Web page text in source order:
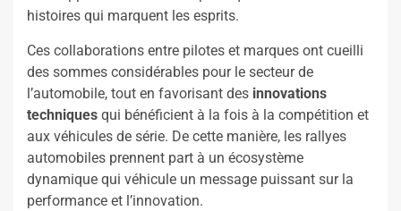
histoires qui marquent les esprits.
Ces collaborations entre pilotes et marques ont cueilli
des sommes considérables pour le secteur de
l’automobile, tout en favorisant des innovations
techniques qui bénéficient à la fois à la compétition et
aux véhicules de série. De cette manière, les rallyes
automobiles prennent part à un écosystème
dynamique qui véhicule un message puissant sur la
performance et l’innovation.